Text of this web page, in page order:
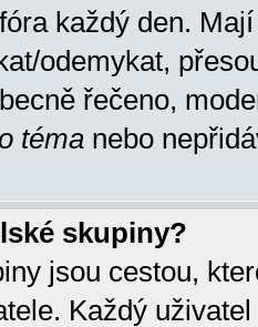
každý den.
odemykat,
řečeno,
téma nebo
skupiny?
jsou cestou,
Každý